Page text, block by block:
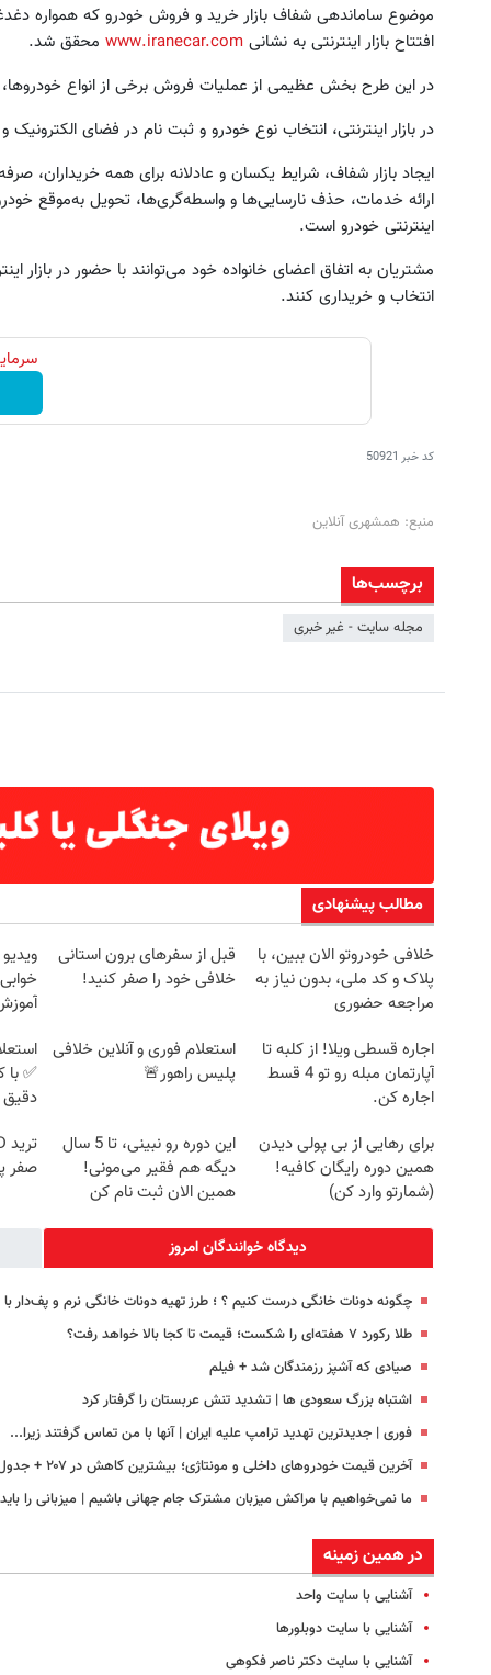
موضوع ساماندهی شفاف بازار خرید و فروش خودرو که همواره
افتتاح بازار اینترنتی به نشانی www.iranecar.com محقق شد.
در این طرح بخش عظیمی از عملیات فروش برخی از انواع
در بازار اینترنتی، انتخاب نوع خودرو و ثبت نام در فضای
ایجاد بازار شفاف، شرایط یکسان و عادلانه برای همه
ارائه خدمات، حذف نارسایی‌ها و واسطه‌گری‌ها، ‌تحویل به‌موقع
اینترنتی خودرو است.
مشتریان به اتفاق اعضای خانواده خود می‌توانند با حضور در بازار
انتخاب و خریداری کنند.
کد خبر 50921
منبع: همشهری آنلاین
برچسب‌ها
مجله سایت - غیر خبری
مطالب پیشنهادی
خلافی خودروتو الان ببین، با
پلاک و کد ملی، بدون نیاز به
مراجعه حضوری
قبل از سفرهای برون استانی
خلافی خود را صفر کنید!
اجاره‌ قسطی ویلا! از کلبه تا
آپارتمان مبله رو تو 4 قسط
اجاره کن.
استعلام فوری و آنلاین خلافی
پلیس راهور🚨
✅
برای رهایی از بی پولی دیدن
همین دوره رایگان کافیه!
(شمارتو وارد کن)
این دوره رو نبینی، تا 5 سال
دیگه هم فقیر می‌مونی!
همین الان ثبت نام کن
صفر
دیدگاه خوانندگان امروز
چگونه دونات خانگی درست کنیم ؟ ؛ طرز تهیه دونات خانگی نرم و پف‌دار
طلا رکورد ۷ هفته‌ای را شکست؛ قیمت تا کجا بالا خواهد رفت؟
صیادی که آشپز رزمندگان شد + فیلم
اشتباه بزرگ سعودی ها | تشدید تنش عربستان را گرفتار کرد
فوری | جدیدترین تهدید ترامپ علیه ایران | آنها با من تماس گرفتند زیرا...
آخرین قیمت خودروهای داخلی و مونتاژی؛‌ بیشترین کاهش در ۲۰۷ + جدول قیمت
ما نمی‌خواهیم با مراکش میزبان مشترک جام جهانی باشیم |‌ میزبانی را باید
در همین زمینه
آشنایی با سایت واحد
آشنایی با سایت دوبلورها
آشنایی با سایت دکتر ناصر فکوهی